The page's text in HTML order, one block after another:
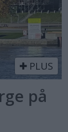
PLUS
på